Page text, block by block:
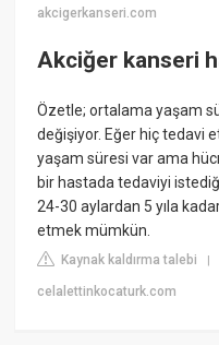
akcigerkanseri.com
Akciğer kanseri
Özetle; ortalama yaşam
değişiyor. Eğer hiç tedavi
yaşam süresi var ama
bir hastada tedaviyi
24-30 aylardan 5 yıla
etmek mümkün.
Kaynak kaldırma talebi
celalettinkocaturk.com